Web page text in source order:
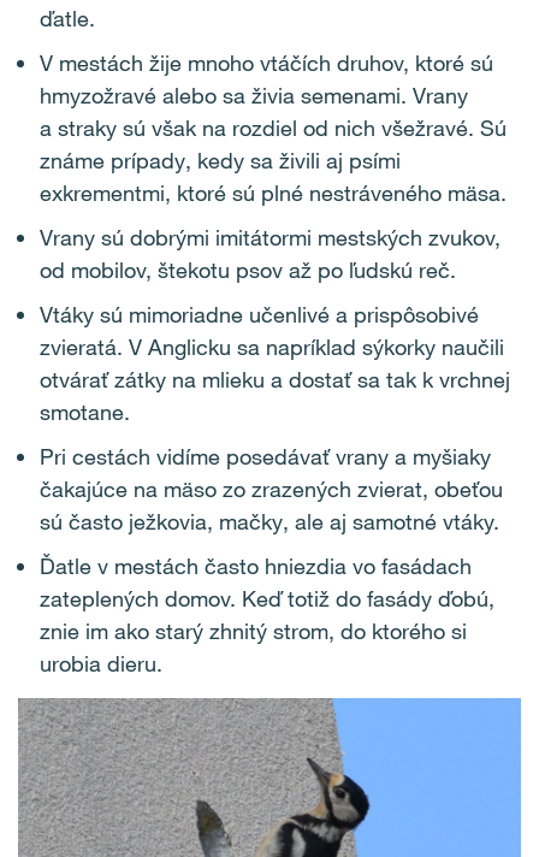
ďatle.
V mestách žije mnoho vtáčích druhov, ktoré sú
hmyzožravé alebo sa živia semenami. Vrany
a straky sú však na rozdiel od nich všežravé. Sú
známe prípady, kedy sa živili aj psími
exkrementmi, ktoré sú plné nestráveného mäsa.
Vrany sú dobrými imitátormi mestských zvukov,
od mobilov, štekotu psov až po ľudskú reč.
Vtáky sú mimoriadne učenlivé a prispôsobivé
zvieratá. V Anglicku sa napríklad sýkorky naučili
otvárať zátky na mlieku a dostať sa tak k vrchnej
smotane.
Pri cestách vidíme posedávať vrany a myšiaky
čakajúce na mäso zo zrazených zvierat, obeťou
sú často ježkovia, mačky, ale aj samotné vtáky.
Ďatle v mestách často hniezdia vo fasádach
zateplených domov. Keď totiž do fasády ďobú,
znie im ako starý zhnitý strom, do ktorého si
urobia dieru.